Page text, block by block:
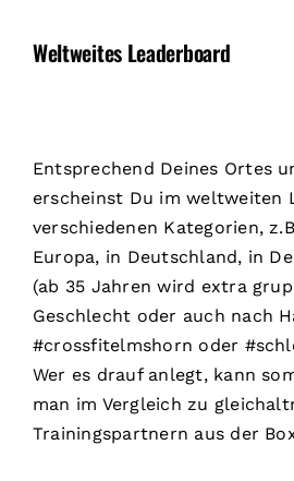
Weltweites Leaderboard
Entsprechend Deines Ortes
erscheinst Du im weltweiten
verschiedenen Kategorien,
Europa, in Deutschland, in
(ab 35 Jahren wird extra
Geschlecht oder auch nach
#crossfitelmshorn oder
Wer es drauf anlegt, kann
man im Vergleich zu
Trainingspartnern aus der